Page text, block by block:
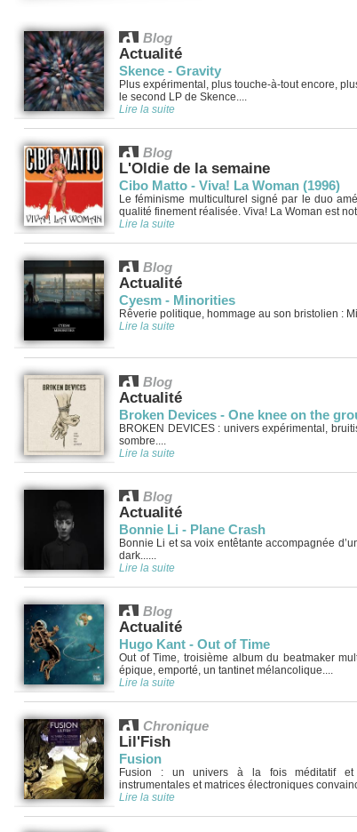
Blog
Actualité
Skence - Gravity
Plus expérimental, plus touche-à-tout encore,
le second LP de Skence....
Lire la suite
Blog
L'Oldie de la semaine
Cibo Matto - Viva! La Woman (1996)
Le féminisme multiculturel signé par le duo
qualité finement réalisée. Viva! La Woman est
Lire la suite
Blog
Actualité
Cyesm - Minorities
Rêverie politique, hommage au son bristolien :
Lire la suite
Blog
Actualité
Broken Devices - One knee on the
BROKEN DEVICES : univers expérimental,
sombre....
Lire la suite
Blog
Actualité
Bonnie Li - Plane Crash
Bonnie Li et sa voix entêtante accompagnée
dark......
Lire la suite
Blog
Actualité
Hugo Kant - Out of Time
Out of Time, troisième album du beatmaker
épique, emporté, un tantinet mélancolique....
Lire la suite
Chronique
Lil'Fish
Fusion
Fusion : un univers à la fois méditatif et
instrumentales et matrices électroniques
Lire la suite